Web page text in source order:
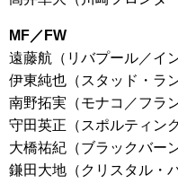
MF／FW
遠藤航（リバプール／イ
伊東純也（スタッド・ラ
南野拓実（モナコ／フラン
守田英正（スポルティン
大橋祐紀（ブラックバー
鎌田大地（クリスタル・